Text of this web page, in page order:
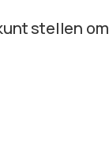
stellen om